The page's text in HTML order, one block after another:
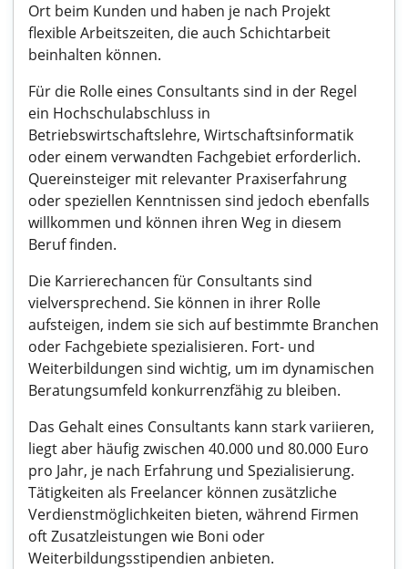
Ort beim Kunden und haben je nach Projekt
flexible Arbeitszeiten, die auch Schichtarbeit
beinhalten können.
Für die Rolle eines Consultants sind in der Regel
ein Hochschulabschluss in
Betriebswirtschaftslehre, Wirtschaftsinformatik
oder einem verwandten Fachgebiet erforderlich.
Quereinsteiger mit relevanter Praxiserfahrung
oder speziellen Kenntnissen sind jedoch ebenfalls
willkommen und können ihren Weg in diesem
Beruf finden.
Die Karrierechancen für Consultants sind
vielversprechend. Sie können in ihrer Rolle
aufsteigen, indem sie sich auf bestimmte Branchen
oder Fachgebiete spezialisieren. Fort- und
Weiterbildungen sind wichtig, um im dynamischen
Beratungsumfeld konkurrenzfähig zu bleiben.
Das Gehalt eines Consultants kann stark variieren,
liegt aber häufig zwischen 40.000 und 80.000 Euro
pro Jahr, je nach Erfahrung und Spezialisierung.
Tätigkeiten als Freelancer können zusätzliche
Verdienstmöglichkeiten bieten, während Firmen
oft Zusatzleistungen wie Boni oder
Weiterbildungsstipendien anbieten.